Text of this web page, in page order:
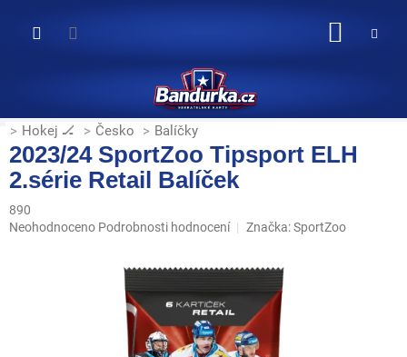
obsah
Hokej 🏒 Česko Balíčky
2023/24 SportZoo Tipsport ELH
2.série Retail Balíček
890
Průměrné
Neohodnoceno Podrobnosti hodnocení Značka:SportZoo